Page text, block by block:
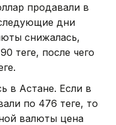
продавали в
дни
снижалась,
теңге, после чего
в Астане. Если в
по 476 теңге, то
валюты цена